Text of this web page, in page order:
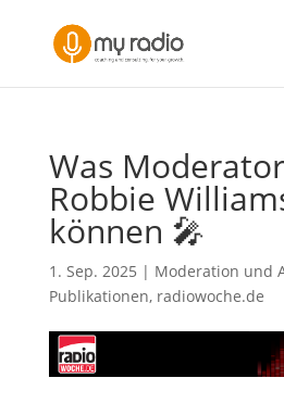
Was
Robbie
können 🎤
1. Sep. 2025 | Moderation und
Publikationen, radiowoche.de